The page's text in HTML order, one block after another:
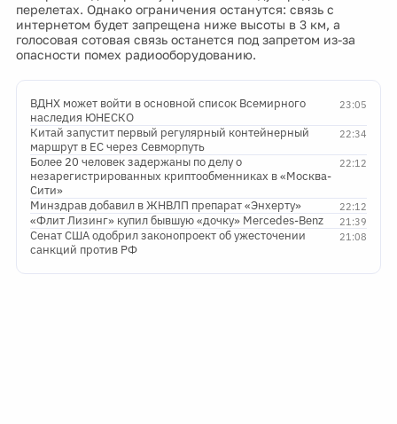
перелетах. Однако ограничения останутся: связь с
интернетом будет запрещена ниже высоты в 3 км, а
голосовая сотовая связь останется под запретом из-за
опасности помех радиооборудованию.
23:05
ВДНХ может войти в основной список Всемирного
наследия ЮНЕСКО
22:34
Китай запустит первый регулярный контейнерный
маршрут в ЕС через Севморпуть
22:12
Более 20 человек задержаны по делу о
незарегистрированных криптообменниках в «Москва-
Сити»
22:12
Минздрав добавил в ЖНВЛП препарат «Энхерту»
21:39
«Флит Лизинг» купил бывшую «дочку» Mercedes-Benz
21:08
Сенат США одобрил законопроект об ужесточении
санкций против РФ